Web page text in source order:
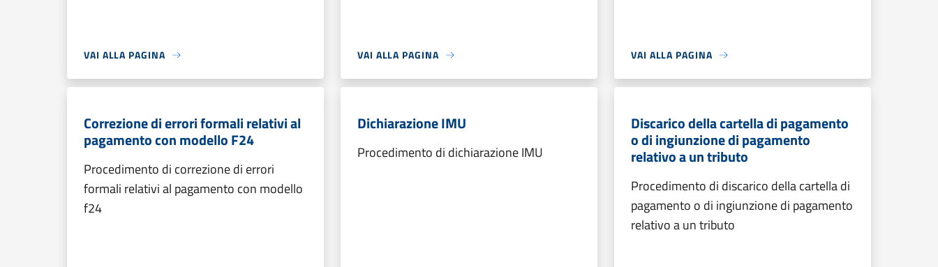
VAI ALLA PAGINA VAI ALLA PAGINA VAI ALLA PAGINA
Correzione di errori formali relativi al
pagamento con modello F24
Procedimento di correzione di errori
formali relativi al pagamento con modello
f24
Dichiarazione IMU
Procedimento di dichiarazione IMU
Discarico della cartella di pagamento
o di ingiunzione di pagamento
relativo a un tributo
Procedimento di discarico della cartella di
pagamento o di ingiunzione di pagamento
relativo a un tributo